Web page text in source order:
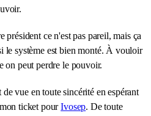
président ce n'est pas pareil, mais ça
le système est bien monté. À vouloir
on peut perdre le pouvoir.
vue en toute sincérité en espérant
ticket pourIvosep. De toute